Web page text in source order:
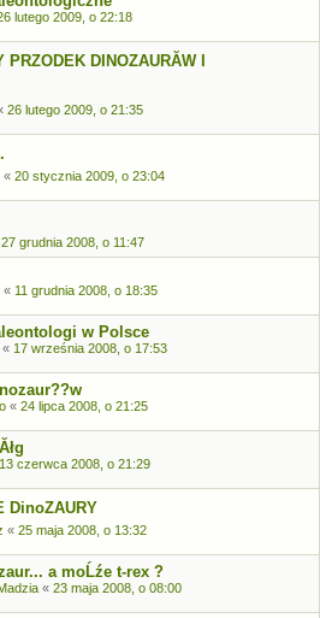
lutego 2009, o 22:18
DINOZAURĂW I
26 lutego 2009, o 21:35
« 20 stycznia 2009, o 23:04
27 grudnia 2008, o 11:47
« 11 grudnia 2008, o 18:35
w Polsce
« 17 września 2008, o 17:53
« 24 lipca 2008, o 21:25
13 czerwca 2008, o 21:29
DinoZAURY
« 25 maja 2008, o 13:32
a moĹźe t-rex ?
« 23 maja 2008, o 08:00